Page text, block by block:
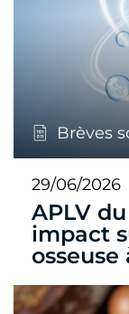
Brèves
29/06/2026
APLV
impact
osseuse